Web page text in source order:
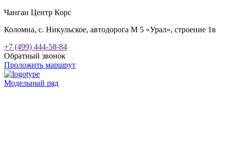
Чанган Центр Корс
Коломна, с. Никульское, автодорога М 5 «Урал», строение 1в
+7 (499) 444-58-84
Обратный звонок
Проложить маршрут
Модельный ряд